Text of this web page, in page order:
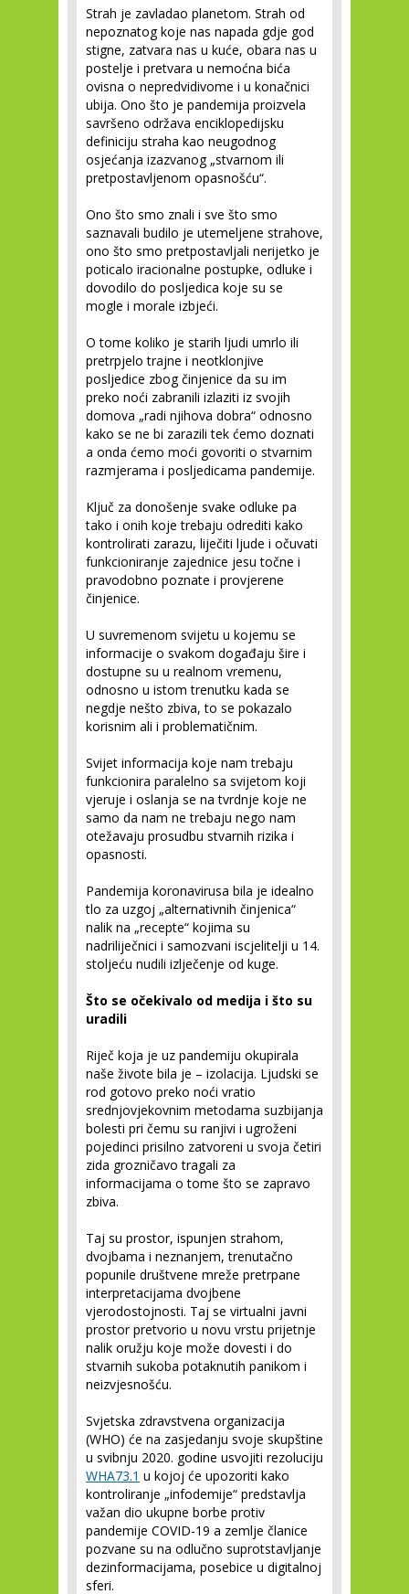
Strah je zavladao planetom. Strah od
nepoznatog koje nas napada gdje god
stigne, zatvara nas u kuće, obara nas u
postelje i pretvara u nemoćna bića
ovisna o nepredvidivome i u konačnici
ubija. Ono što je pandemija proizvela
savršeno održava enciklopedijsku
definiciju straha kao neugodnog
osjećanja izazvanog „stvarnom ili
pretpostavljenom opasnošću“.
Ono što smo znali i sve što smo
saznavali budilo je utemeljene strahove,
ono što smo pretpostavljali nerijetko je
poticalo iracionalne postupke, odluke i
dovodilo do posljedica koje su se
mogle i morale izbjeći.
O tome koliko je starih ljudi umrlo ili
pretrpjelo trajne i neotklonjive
posljedice zbog činjenice da su im
preko noći zabranili izlaziti iz svojih
domova „radi njihova dobra“ odnosno
kako se ne bi zarazili tek ćemo doznati
a onda ćemo moći govoriti o stvarnim
razmjerama i posljedicama pandemije.
Ključ za donošenje svake odluke pa
tako i onih koje trebaju odrediti kako
kontrolirati zarazu, liječiti ljude i očuvati
funkcioniranje zajednice jesu točne i
pravodobno poznate i provjerene
činjenice.
U suvremenom svijetu u kojemu se
informacije o svakom događaju šire i
dostupne su u realnom vremenu,
odnosno u istom trenutku kada se
negdje nešto zbiva, to se pokazalo
korisnim ali i problematičnim.
Svijet informacija koje nam trebaju
funkcionira paralelno sa svijetom koji
vjeruje i oslanja se na tvrdnje koje ne
samo da nam ne trebaju nego nam
otežavaju prosudbu stvarnih rizika i
opasnosti.
Pandemija koronavirusa bila je idealno
tlo za uzgoj „alternativnih činjenica“
nalik na „recepte“ kojima su
nadriliječnici i samozvani iscjelitelji u 14.
stoljeću nudili izlječenje od kuge.
Što se očekivalo od medija i što su
uradili
Riječ koja je uz pandemiju okupirala
naše živote bila je – izolacija. Ljudski se
rod gotovo preko noći vratio
srednjovjekovnim metodama suzbijanja
bolesti pri čemu su ranjivi i ugroženi
pojedinci prisilno zatvoreni u svoja četiri
zida grozničavo tragali za
informacijama o tome što se zapravo
zbiva.
Taj su prostor, ispunjen strahom,
dvojbama i neznanjem, trenutačno
popunile društvene mreže pretrpane
interpretacijama dvojbene
vjerodostojnosti. Taj se virtualni javni
prostor pretvorio u novu vrstu prijetnje
nalik oružju koje može dovesti i do
stvarnih sukoba potaknutih panikom i
neizvjesnošću.
Svjetska zdravstvena organizacija
(WHO) će na zasjedanju svoje skupštine
u svibnju 2020. godine usvojiti rezoluciju
WHA73.1 u kojoj će upozoriti kako
kontroliranje „infodemije“ predstavlja
važan dio ukupne borbe protiv
pandemije COVID-19 a zemlje članice
pozvane su na odlučno suprotstavljanje
dezinformacijama, posebice u digitalnoj
sferi.